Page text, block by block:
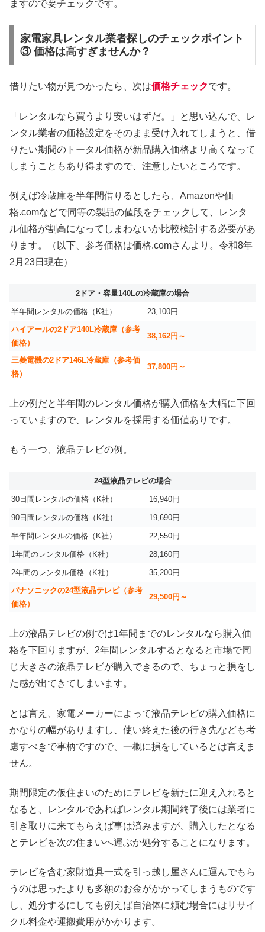
ますので要チェックです。
家電家具レンタル業者探しのチェックポイント
③ 価格は高すぎませんか？
借りたい物が見つかったら、次は価格チェックです。
「レンタルなら買うより安いはずだ。」と思い込んで、レ
ンタル業者の価格設定をそのまま受け入れてしまうと、借
りたい期間のトータル価格が新品購入価格より高くなって
しまうこともあり得ますので、注意したいところです。
例えば冷蔵庫を半年間借りるとしたら、Amazonや価
格.comなどで同等の製品の値段をチェックして、レンタ
ル価格が割高になってしまわないか比較検討する必要があ
ります。（以下、参考価格は価格.comさんより。令和8年
2月23日現在）
2ドア・容量140Lの冷蔵庫の場合
半年間レンタルの価格（K社）
23,100円
ハイアールの2ドア140L冷蔵庫（参考
価格）
38,162円～
三菱電機の2ドア146L冷蔵庫（参考価
格）
37,800円～
上の例だと半年間のレンタル価格が購入価格を大幅に下回
っていますので、レンタルを採用する価値ありです。
もう一つ、液晶テレビの例。
24型液晶テレビの場合
30日間レンタルの価格（K社） 16,940円
90日間レンタルの価格（K社） 19,690円
半年間レンタルの価格（K社） 22,550円
1年間のレンタル価格（K社） 28,160円
2年間のレンタル価格（K社）
35,200円
パナソニックの24型液晶テレビ（参考
価格）
29,500円～
上の液晶テレビの例では1年間までのレンタルなら購入価
格を下回りますが、2年間レンタルするとなると市場で同
じ大きさの液晶テレビが購入できるので、ちょっと損をし
た感が出てきてしまいます。
とは言え、家電メーカーによって液晶テレビの購入価格に
かなりの幅がありますし、使い終えた後の行き先なども考
慮すべきで事柄ですので、一概に損をしているとは言えま
せん。
期間限定の仮住まいのためにテレビを新たに迎え入れると
なると、レンタルであればレンタル期間終了後には業者に
引き取りに来てもらえば事は済みますが、購入したとなる
とテレビを次の住まいへ運ぶか処分することになります。
テレビを含む家財道具一式を引っ越し屋さんに運んでもら
うのは思ったよりも多額のお金がかかってしまうものです
し、処分するにしても例えば自治体に頼む場合にはリサイ
クル料金や運搬費用がかかります。